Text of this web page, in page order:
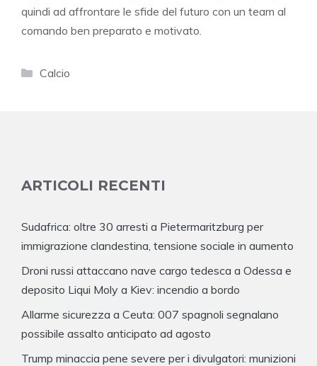
quindi ad affrontare le sfide del futuro con un team al
comando ben preparato e motivato.
Categorie
Calcio
ARTICOLI RECENTI
Sudafrica: oltre 30 arresti a Pietermaritzburg per
immigrazione clandestina, tensione sociale in aumento
Droni russi attaccano nave cargo tedesca a Odessa e
deposito Liqui Moly a Kiev: incendio a bordo
Allarme sicurezza a Ceuta: 007 spagnoli segnalano
possibile assalto anticipato ad agosto
Trump minaccia pene severe per i divulgatori: munizioni